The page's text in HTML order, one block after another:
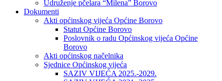
Udruženje pčelara “Milena” Borovo
Dokumenti
Akti općinskog vijeća Općine Borovo
Statut Općine Borovo
Poslovnik o radu Općinskog vijeća Općine
Borovo
Akti općinskog načelnika
Sjednice Općinskog vijeća
SAZIV VIJEĆA 2025.-2029.